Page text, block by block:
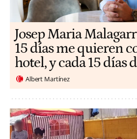
​​Josep Maria
15 días me quieren
hotel, y cada 15 días
Albert Martínez